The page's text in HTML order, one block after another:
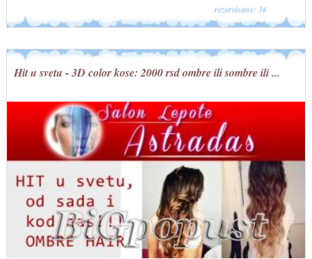
rezervisane: 36
Hit u svetu - 3D color kose: 2000 rsd ombre ili sombre ili ...